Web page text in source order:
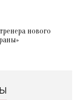
нового